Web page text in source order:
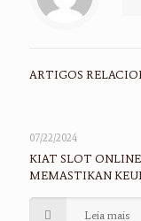
ARTIGOS
07/22/2024
KIAT SLOT ONLINE
MEMASTIKAN
Leia mais